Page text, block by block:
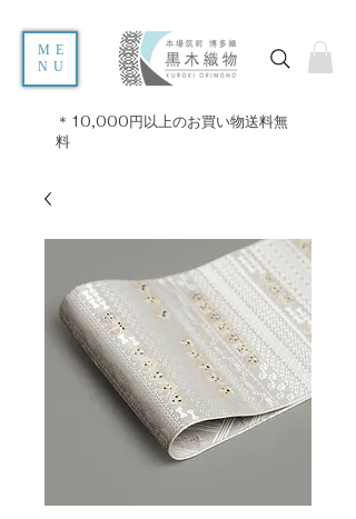
ME
NU
＊10,000円以上のお買い物送料無
料